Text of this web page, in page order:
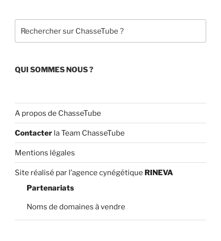
o
k
e
C
a
n
el
QUI SOMMES NOUS ?
A propos de ChasseTube
Contacter la Team ChasseTube
Mentions légales
Site réalisé par l’agence cynégétique RINEVA
Partenariats
Noms de domaines à vendre